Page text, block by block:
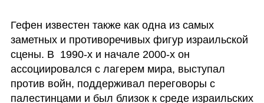
Гефен известен также как одна из самых
заметных и противоречивых фигур израильской
сцены. В  1990-х и начале 2000-х он
ассоциировался с лагерем мира, выступал
против войн, поддерживал переговоры с
палестинцами и был близок к среде израильских